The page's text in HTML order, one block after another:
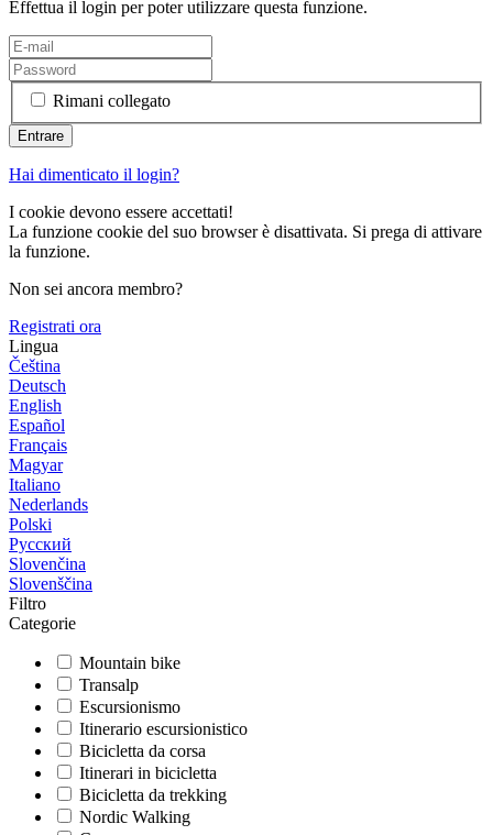
Effettua il login per poter utilizzare questa funzione.
Rimani collegato
Hai dimenticato il login?
I cookie devono essere accettati!
La funzione cookie del suo browser è disattivata. Si prega di attivare
la funzione.
Non sei ancora membro?
Registrati ora
Lingua
Čeština
Deutsch
English
Español
Français
Magyar
Italiano
Nederlands
Polski
Русский
Slovenčina
Slovenščina
Filtro
Categorie
Mountain bike
Transalp
Escursionismo
Itinerario escursionistico
Bicicletta da corsa
Itinerari in bicicletta
Bicicletta da trekking
Nordic Walking